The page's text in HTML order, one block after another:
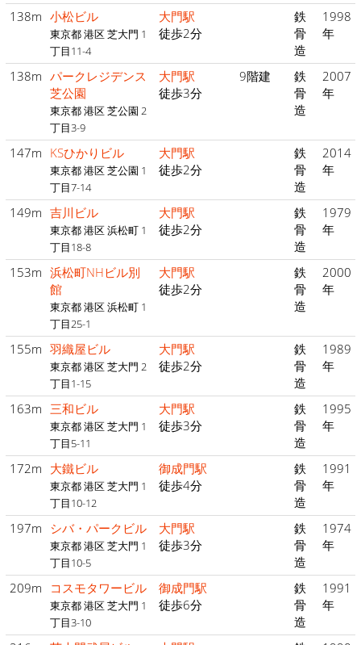
138m 小松ビル
東京都 港区 芝大門 1
丁目11-4
大門駅
徒歩2分
鉄
骨
造
1998
年
138m パークレジデンス
芝公園
東京都 港区 芝公園 2
丁目3-9
大門駅
徒歩3分
9階建
鉄
骨
造
2007
年
147m KSひかりビル
東京都 港区 芝公園 1
丁目7-14
大門駅
徒歩2分
鉄
骨
造
2014
年
149m 吉川ビル
東京都 港区 浜松町 1
丁目18-8
大門駅
徒歩2分
鉄
骨
造
1979
年
153m 浜松町NHビル別
館
東京都 港区 浜松町 1
丁目25-1
大門駅
徒歩2分
鉄
骨
造
2000
年
155m 羽織屋ビル
東京都 港区 芝大門 2
丁目1-15
大門駅
徒歩2分
鉄
骨
造
1989
年
163m 三和ビル
東京都 港区 芝大門 1
丁目5-11
大門駅
徒歩3分
鉄
骨
造
1995
年
172m 大鐵ビル
東京都 港区 芝大門 1
丁目10-12
御成門駅
徒歩4分
鉄
骨
造
1991
年
197m シバ・パークビル
東京都 港区 芝大門 1
丁目10-5
大門駅
徒歩3分
鉄
骨
造
1974
年
209m コスモタワービル
東京都 港区 芝大門 1
丁目3-10
御成門駅
徒歩6分
鉄
骨
造
1991
年